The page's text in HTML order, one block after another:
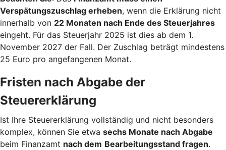
Verspätungszuschlag erheben, wenn die Erklärung nicht
innerhalb von 22 Monaten nach Ende des Steuerjahres
eingeht. Für das Steuerjahr 2025 ist dies ab dem 1.
November 2027 der Fall. Der Zuschlag beträgt mindestens
25 Euro pro angefangenen Monat.
Fristen nach Abgabe der
Steuererklärung
Ist Ihre Steuererklärung vollständig und nicht besonders
komplex, können Sie etwa sechs Monate nach Abgabe
beim Finanzamt nach dem Bearbeitungsstand fragen.